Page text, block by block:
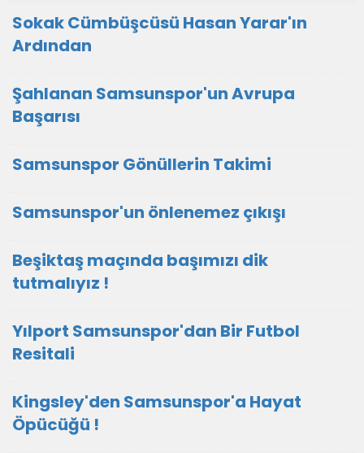
Sokak Cümbüşcüsü Hasan Yarar'ın
Ardından
Şahlanan Samsunspor'un Avrupa
Başarısı
Samsunspor Gönüllerin Takimi
Samsunspor'un önlenemez çıkışı
Beşiktaş maçında başımızı dik
tutmalıyız !
Yılport Samsunspor'dan Bir Futbol
Resitali
Kingsley'den Samsunspor'a Hayat
Öpücüğü !